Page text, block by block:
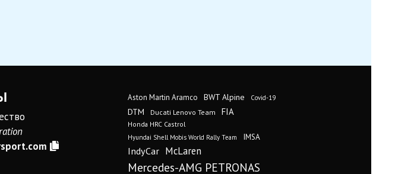
Aston Martin Aramco BWT Alpine Covid-19
DTM Ducati Lenovo Team FIA
Honda HRC Castrol
Hyundai Shell Mobis World Rally Team IMSA
IndyCar McLaren
Mercedes-AMG PETRONAS